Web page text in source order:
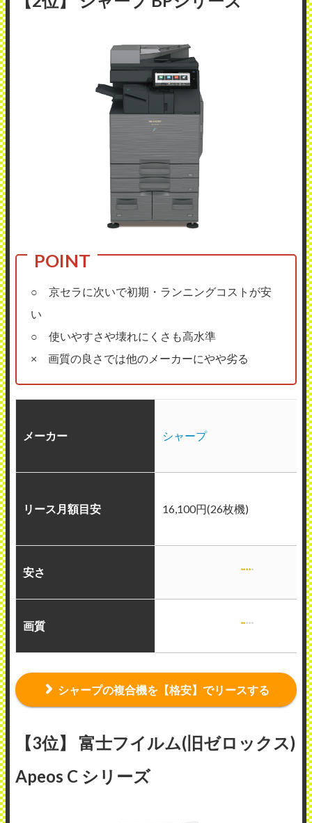
○ 京セラに次いで初期・ランニングコストが安
い
○ 使いやすさや壊れにくさも高水準
× 画質の良さでは他のメーカーにやや劣る
メーカー シャープ
リース月額目安 16,100円(26枚機)
安さ
画質
シャープの複合機を【格安】でリースする
【3位】 富士フイルム(旧ゼロックス)
Apeos C シリーズ